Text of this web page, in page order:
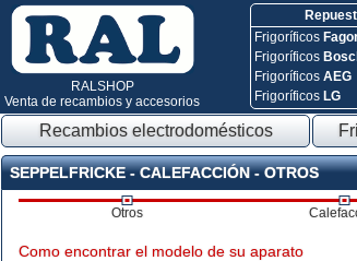
RALSHOP
Venta de recambios y accesorios
Frigoríficos
Frigoríficos
FrigoríficosAEG
Frigoríficos LG
Recambios electrodomésticos
SEPPELFRICKE - CALEFACCIÓN - OTROS
Otros
Como encontrar el modelo de su aparato